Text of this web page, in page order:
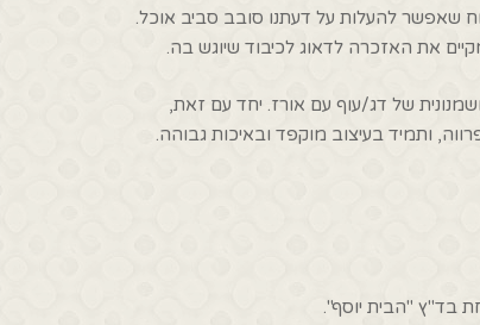
שאפשר להעלות על דעתנו סובב סביב אוכל.
את האזכרה לדאוג לכיבוד שיוגש בה.
של דג/עוף עם אורז. יחד עם זאת,
ותמיד בעיצוב מוקפד ובאיכות גבוהה.
בד"ץ "הבית יוסף".